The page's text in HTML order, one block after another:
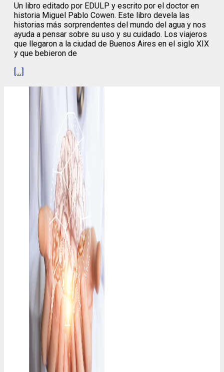
Un libro editado por EDULP y escrito por el doctor en
historia Miguel Pablo Cowen. Este libro devela las
historias más sorprendentes del mundo del agua y nos
ayuda a pensar sobre su uso y su cuidado. Los viajeros
que llegaron a la ciudad de Buenos Aires en el siglo XIX
y que bebieron de
[…]